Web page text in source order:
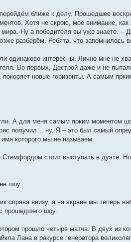
ближе к делу. Прошедшее
Хотя не скрою, моё внимание,
мира. Ну а победителя вы уже знаете.
разберём. Ребята, что запомнилось
одинаково интересны. Лично мне не
Во-первых, Дестрой даже и не
покоряет новые горизонты. А самым
А для меня самым ярким моментом
получил… ну, Я – это был самый
которого мы не называем.
стоит выступать в дуэте.
шоу.
справа внизу, а на экране мы теперь
прошедшего шоу.
прошло четыре матча. В двух из
Лана в ракурсе генератора